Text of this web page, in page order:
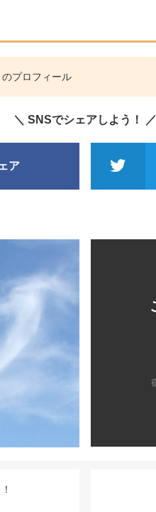
プロフィール
＼ SNSでシェアしよう！ ／
ア